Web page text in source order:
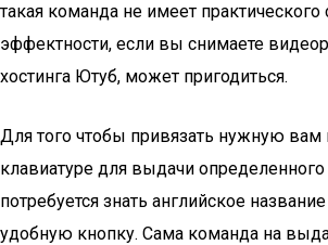
такая команда не имеет
эффектности, если вы снимаете
хостинга Ютуб, может пригодиться.
Для того чтобы привязать нужную вам
клавиатуре для выдачи
потребуется знать английское
удобную кнопку. Сама команда на